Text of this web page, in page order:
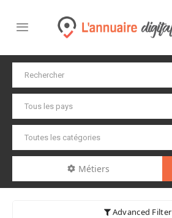
Métiers
Advanced Filter